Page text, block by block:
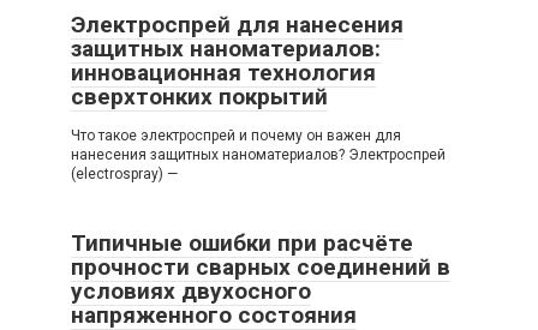
Электроспрей для нанесения
защитных наноматериалов:
инновационная технология
сверхтонких покрытий
Что такое электроспрей и почему он важен для
нанесения защитных наноматериалов? Электроспрей
(electrospray) —
Типичные ошибки при расчёте
прочности сварных соединений в
условиях двухосного
напряженного состояния